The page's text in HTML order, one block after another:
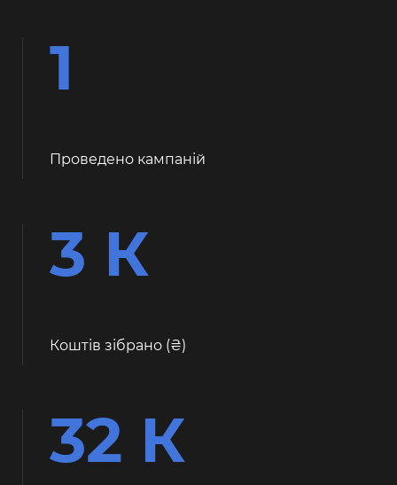
1
Проведено кампаній
3 К
Коштів зібрано ( )
32 К